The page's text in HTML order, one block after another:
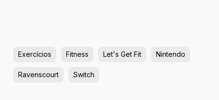
Exercícios Fitness Let's Get Fit Nintendo
Ravenscourt Switch